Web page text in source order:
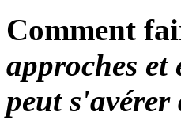
Comment
approches
peut s'avérer